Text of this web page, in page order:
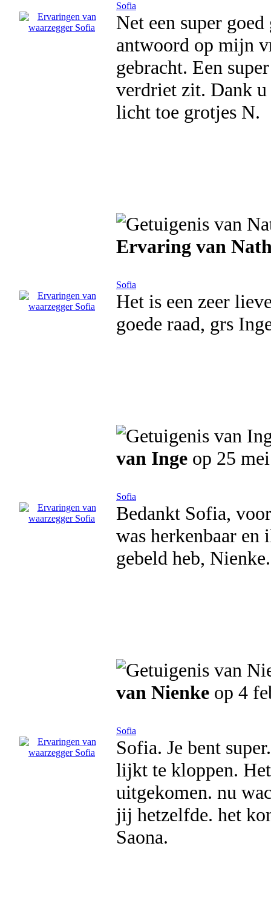
Sofia
Net een super
antwoord op mijn
gebracht. Een
verdriet zit. Dank
licht toe grotjes N.
Ervaring van
Sofia
Het is een zeer
goede raad, grs
van Inge op 25
Sofia
Bedankt Sofia,
was herkenbaar
gebeld heb, Nienke.
van Nienke op 4
Sofia
Sofia. Je bent
lijkt te kloppen.
uitgekomen. nu
jij hetzelfde. het
Saona.